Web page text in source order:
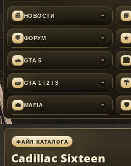
📰 НОВОСТИ › 📘
💬 ФОРУМ › ★
🚗 GTA 5 › 🏙
🧱 GTA 1 | 2 | 3 › 🌴
💼 MAFIA › 🛡
ФАЙЛ КАТАЛОГА
Cadillac Sixteen